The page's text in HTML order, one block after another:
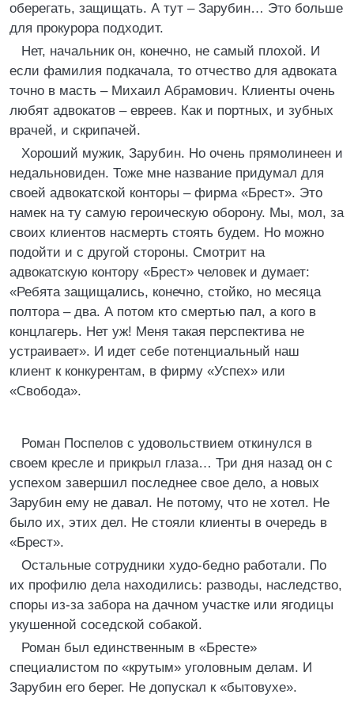
оберегать, защищать. А тут – Зарубин… Это больше
для прокурора подходит.
Нет, начальник он, конечно, не самый плохой. И
если фамилия подкачала, то отчество для адвоката
точно в масть – Михаил Абрамович. Клиенты очень
любят адвокатов – евреев. Как и портных, и зубных
врачей, и скрипачей.
Хороший мужик, Зарубин. Но очень прямолинеен и
недальновиден. Тоже мне название придумал для
своей адвокатской конторы – фирма «Брест». Это
намек на ту самую героическую оборону. Мы, мол, за
своих клиентов насмерть стоять будем. Но можно
подойти и с другой стороны. Смотрит на
адвокатскую контору «Брест» человек и думает:
«Ребята защищались, конечно, стойко, но месяца
полтора – два. А потом кто смертью пал, а кого в
концлагерь. Нет уж! Меня такая перспектива не
устраивает». И идет себе потенциальный наш
клиент к конкурентам, в фирму «Успех» или
«Свобода».
Роман Поспелов с удовольствием откинулся в
своем кресле и прикрыл глаза… Три дня назад он с
успехом завершил последнее свое дело, а новых
Зарубин ему не давал. Не потому, что не хотел. Не
было их, этих дел. Не стояли клиенты в очередь в
«Брест».
Остальные сотрудники худо-бедно работали. По
их профилю дела находились: разводы, наследство,
споры из-за забора на дачном участке или ягодицы
укушенной соседской собакой.
Роман был единственным в «Бресте»
специалистом по «крутым» уголовным делам. И
Зарубин его берег. Не допускал к «бытовухе».